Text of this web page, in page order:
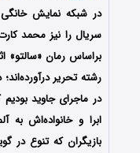
سریال را نیز محمد
براساس رمان
رشته تحریر درآورده‌اند؛
در ماجرای جاوید
ابرا و خانواده‌اش به
بازیگران که تنوع در